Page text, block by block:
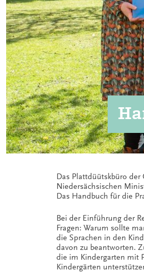
Das Plattdüütskbüro
Niedersächsischen
Das Handbuch für die
Bei der Einführung der
Fragen: Warum sollte
die Sprachen in den
davon zu beantworten.
die im Kindergarten mit
Kindergärten